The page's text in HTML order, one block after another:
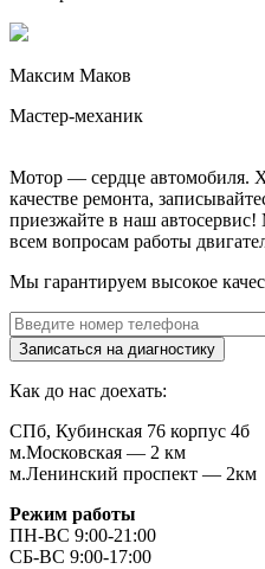
Максим Маков
Мастер-механик
Мотор — сердце автомобиля.
качестве ремонта,
приезжайте в наш
всем вопросам работы
Мы гарантируем высокое
Как до нас доехать:
СПб, Кубинская 76 корпус 4б
м.Московская — 2 км
м.Ленинский проспект — 2км
Режим работы
ПН-ВС 9:00-21:00
СБ-ВС 9:00-17:00